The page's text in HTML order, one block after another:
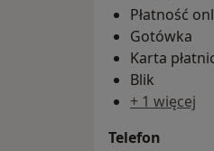
Płatność
Gotówka
Karta
Blik
+ 1 więcej
Telefon